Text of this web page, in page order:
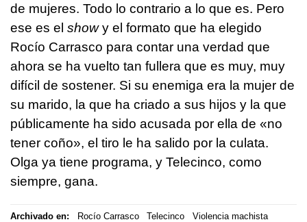
de mujeres. Todo lo contrario a lo que es. Pero
ese es el showy el formato que ha elegido
Rocío Carrasco para contar una verdad que
ahora se ha vuelto tan fullera que es muy, muy
difícil de sostener. Si su enemiga era la mujer de
su marido, la que ha criado a sus hijos y la que
públicamente ha sido acusada por ella de «no
tener coño», el tiro le ha salido por la culata.
Olga ya tiene programa, y Telecinco, como
siempre, gana.
Archivado en: Rocío Carrasco Telecinco Violencia machista